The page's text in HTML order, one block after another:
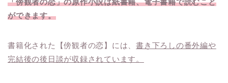
「傍観者の恋」の原作小説は紙書籍、電子書籍で読むこと
ができます。
書籍化された【傍観者の恋】には、書き下ろしの番外編や
完結後の後日談が収録されています。